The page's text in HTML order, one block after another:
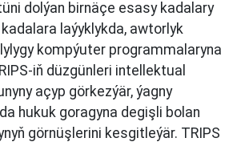
dolýan birnäçe esasy kadalary
laýyklykda, awtorlyk
kompýuter programmalaryna
iň düzgünleri intellektual
açyp görkezýär, ýagny
hukuk goragyna degişli bolan
görnüşlerini kesgitleýär. TRIPS